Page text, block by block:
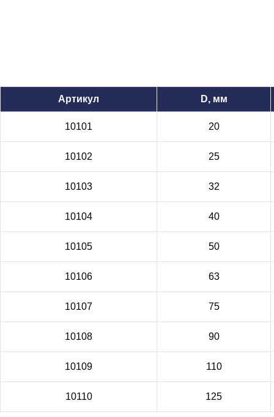
Артикул D, мм
10101 20
10102 25
10103 32
10104 40
10105 50
10106 63
10107 75
10108 90
10109 110
10110 125